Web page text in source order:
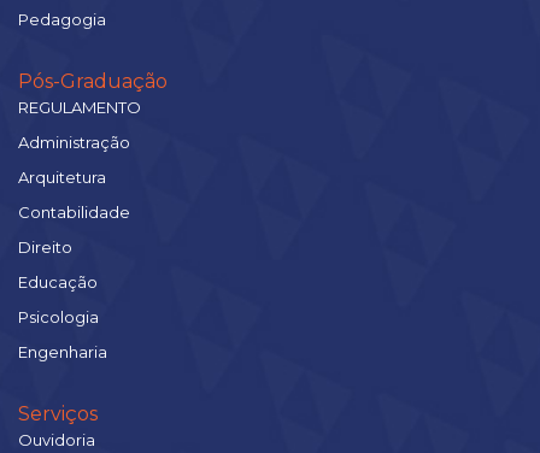
Pedagogia
Pós-Graduação
REGULAMENTO
Administração
Arquitetura
Contabilidade
Direito
Educação
Psicologia
Engenharia
Serviços
Ouvidoria